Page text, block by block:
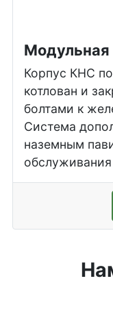
Корпус КНС
котлован и
болтами к
Система
наземным